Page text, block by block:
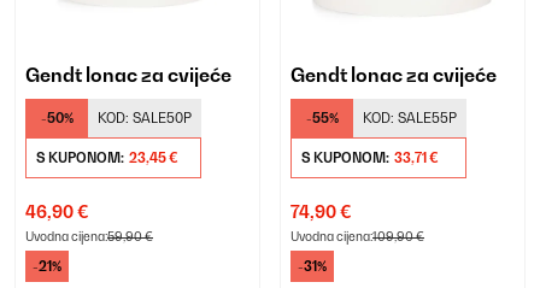
Gendt lonac za cvijeće
-50% KOD: SALE50P
S KUPONOM: 23,45 €
46,90 €
Uvodna cijena:59,90 €
-21%
Gendt lonac za cvijeće
-55% KOD: SALE55P
S KUPONOM: 33,71 €
74,90 €
Uvodna cijena:109,90 €
-31%